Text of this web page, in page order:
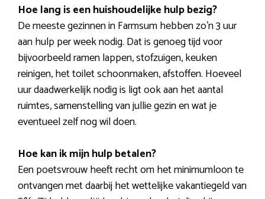
Hoe lang is een huishoudelijke hulp bezig?
De meeste gezinnen in Farmsum hebben zo’n 3 uur
aan hulp per week nodig. Dat is genoeg tijd voor
bijvoorbeeld ramen lappen, stofzuigen, keuken
reinigen, het toilet schoonmaken, afstoffen. Hoeveel
uur daadwerkelijk nodig is ligt ook aan het aantal
ruimtes, samenstelling van jullie gezin en wat je
eventueel zelf nog wil doen.
Hoe kan ik mijn hulp betalen?
Een poetsvrouw heeft recht om het minimumloon te
ontvangen met daarbij het wettelijke vakantiegeld van